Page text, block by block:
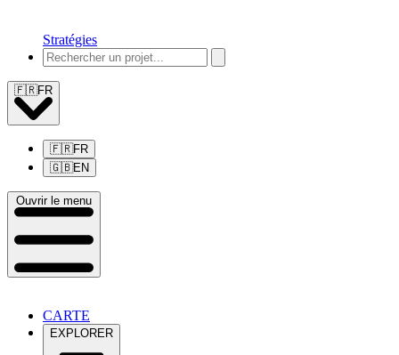
Stratégies
🇫🇷FR
🇫🇷FR
🇬🇧EN
Ouvrir le menu
CARTE
EXPLORER